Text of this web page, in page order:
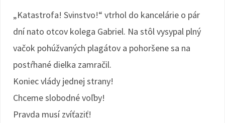
„Katastrofa! Svinstvo!“ vtrhol do kancelárie o pár
dní nato otcov kolega Gabriel. Na stôl vysypal plný
vačok pohúžvaných plagátov a pohoršene sa na
postŕhané dielka zamračil.
Koniec vlády jednej strany!
Chceme slobodné voľby!
Pravda musí zvíťaziť!